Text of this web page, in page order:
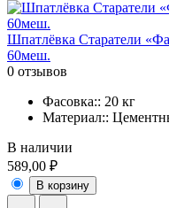
Шпатлёвка Старатели
60меш.
0 отзывов
Фасовка:: 20 кг
Материал::
В наличии
589,00 ₽
В корзину